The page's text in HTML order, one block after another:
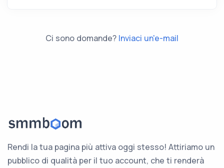
Ci sono domande? Inviaci un'e-mail
Rendi la tua pagina più attiva oggi stesso! Attiriamo un
pubblico di qualità per il tuo account, che ti renderà